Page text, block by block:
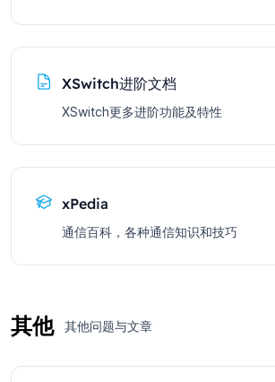
XSwitch进阶文档
XSwitch更多进阶功能及特性
xPedia
通信百科，各种通信知识和技巧
其他 其他问题与文章